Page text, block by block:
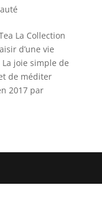
La Collection
d’une vie
joie simple de
de méditer
2017 par